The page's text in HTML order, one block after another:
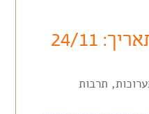
שמרו את התאריך: 24/11
, תרבות